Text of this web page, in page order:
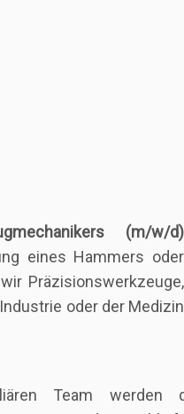
(m/w/d)
eines Hammers oder
Präzisionswerkzeuge,
oder der Medizin
Team werden